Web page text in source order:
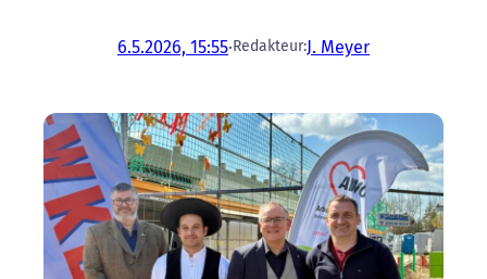
6.5.2026, 15:55·Redakteur:J. Meyer